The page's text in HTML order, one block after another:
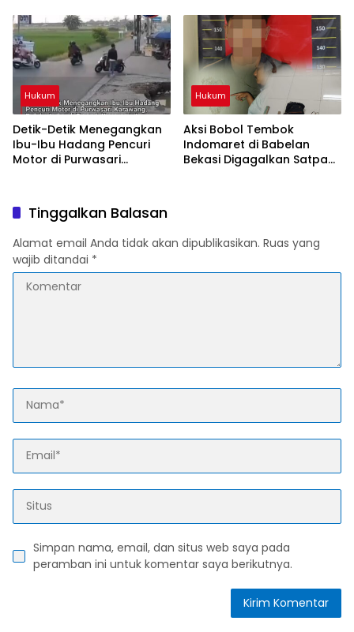
Korban
Hukum
Detik-Detik Menegangkan
Ibu-Ibu Hadang Pencuri
Motor di Purwasari
Hukum
Aksi Bobol Tembok
Indomaret di Babelan
Bekasi Digagalkan Satpam
Tinggalkan Balasan
Alamat email Anda tidak akan dipublikasikan. Ruas yang
wajib ditandai *
Simpan nama, email, dan situs web saya pada
peramban ini untuk komentar saya berikutnya.